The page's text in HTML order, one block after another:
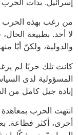
إسرائيل. بدأت الحرب
من رغب بهذه الحرب
لا أحد. بطبيعة
والدولية، ولكنّ أيّا
كانت تلك حربًا لم
المسؤولية لدى
إبادة جيل كامل من
انتهت الحرب
أخرى، أكثر فظاعة.